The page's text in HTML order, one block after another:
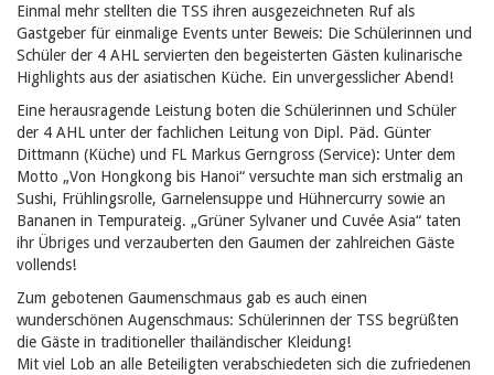
Einmal mehr stellten die TSS ihren ausgezeichneten Ruf als
Gastgeber für einmalige Events unter Beweis: Die Schülerinnen und
Schüler der 4 AHL servierten den begeisterten Gästen kulinarische
Highlights aus der asiatischen Küche. Ein unvergesslicher Abend!
Eine herausragende Leistung boten die Schülerinnen und Schüler
der 4 AHL unter der fachlichen Leitung von Dipl. Päd. Günter
Dittmann (Küche) und FL Markus Gerngross (Service): Unter dem
Motto „Von Hongkong bis Hanoi“ versuchte man sich erstmalig an
Sushi, Frühlingsrolle, Garnelensuppe und Hühnercurry sowie an
Bananen in Tempurateig. „Grüner Sylvaner und Cuvée Asia“ taten
ihr Übriges und verzauberten den Gaumen der zahlreichen Gäste
vollends!
Zum gebotenen Gaumenschmaus gab es auch einen
wunderschönen Augenschmaus: Schülerinnen der TSS begrüßten
die Gäste in traditioneller thailändischer Kleidung!
Mit viel Lob an alle Beteiligten verabschiedeten sich die zufriedenen